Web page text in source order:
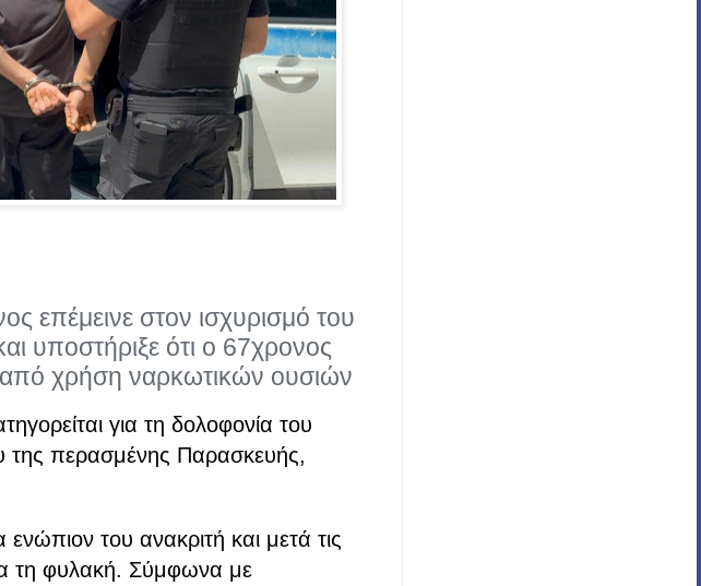
επέμεινε στον ισχυρισμό του
υποστήριξε ότι ο 67χρονος
από χρήση ναρκωτικών ουσιών
για τη δολοφονία του
περασμένης Παρασκευής,
του ανακριτή και μετά τις
τη φυλακή. Σύμφωνα με